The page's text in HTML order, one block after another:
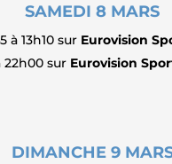
SAMEDI 8 MARS
à 13h10 sur Eurovision
22h00 sur Eurovision
DIMANCHE 9